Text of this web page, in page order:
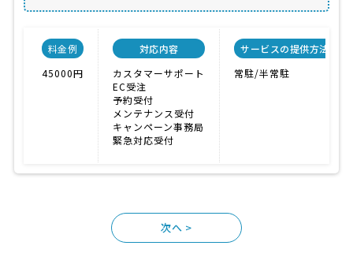
料金例
45000円
対応内容
カスタマーサポート
EC受注
予約受付
メンテナンス受付
キャンペーン事務局
緊急対応受付
サービスの提供方法
常駐/半常駐
>